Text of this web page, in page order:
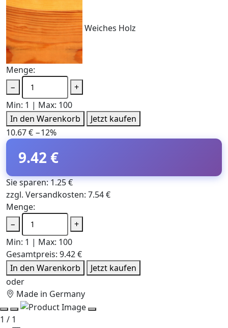
Weiches Holz
Menge:
−
+
Min: 1 | Max: 100
In den Warenkorb
Jetzt kaufen
10.67 € −12%
9.42 €
Sie sparen: 1.25 €
zzgl. Versandkosten: 7.54 €
Menge:
−
+
Min: 1 | Max: 100
Gesamtpreis: 9.42 €
In den Warenkorb
Jetzt kaufen
oder
Made in Germany
1 / 1